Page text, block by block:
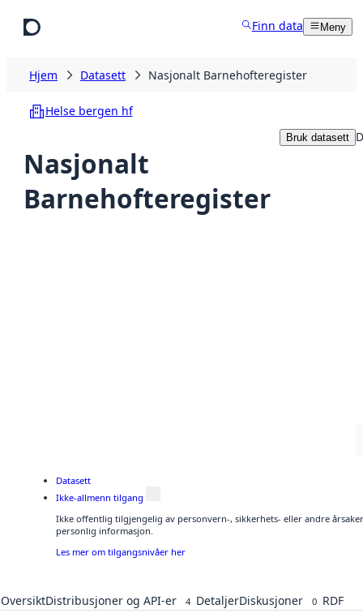
Finn data Meny
Hjem Datasett Nasjonalt Barnehofteregister
Helse bergen hf
Nasjonalt
Barnehofteregister
Bruk datasett
Datasett
Ikke-allmenn tilgang
Ikke offentlig tilgjengelig av personvern-, sikkerhets- eller andre
personlig informasjon.
Les mer om tilgangsnivåer her
OversiktDistribusjoner og API-er 4 DetaljerDiskusjoner 0 RDF